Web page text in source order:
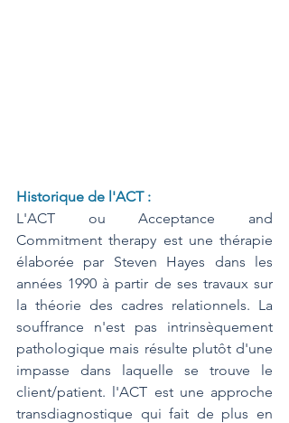
Historique de l'ACT :
L'ACT ou Acceptance and
Commitment therapy est une thérapie
élaborée par Steven Hayes dans les
années 1990 à partir de ses travaux sur
la théorie des cadres relationnels. La
souffrance n'est pas intrinsèquement
pathologique mais résulte plutôt d'une
impasse dans laquelle se trouve le
client/patient. l'ACT est une approche
transdiagnostique qui fait de plus en